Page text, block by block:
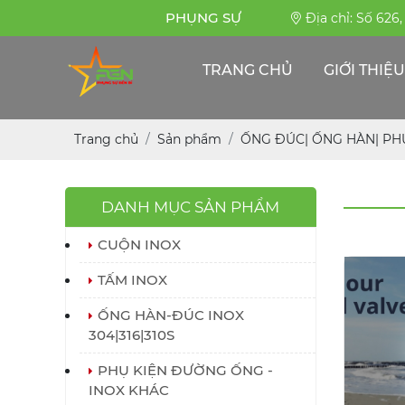
PHỤNG SỰ BỀN BỈ Địa chỉ: Số 626,
TRANG CHỦ GIỚI THIỆU
Trang chủ Sản phẩm ỐNG ĐÚC| ỐNG HÀN|
DANH MỤC SẢN PHẨM
CUỘN INOX
TẤM INOX
ỐNG HÀN-ĐÚC INOX
304|316|310S
PHỤ KIỆN ĐƯỜNG ỐNG -
INOX KHÁC